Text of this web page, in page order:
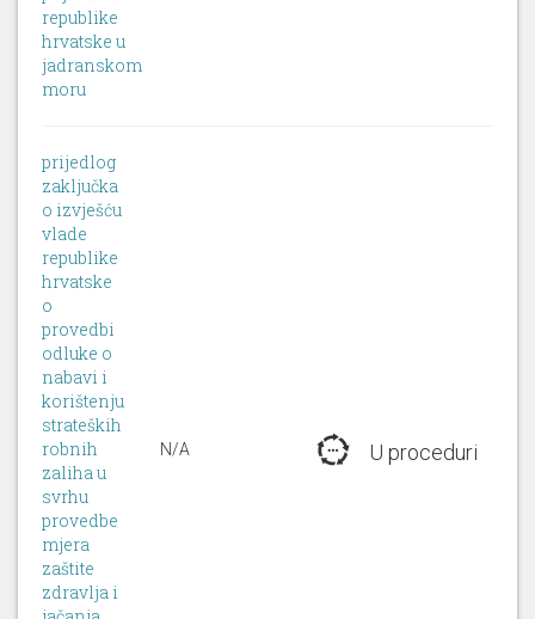
republike
hrvatske u
jadranskom
moru
prijedlog
zaključka
o izvješću
vlade
republike
hrvatske
o
provedbi
odluke o
nabavi i
korištenju
strateških
robnih
zaliha u
svrhu
provedbe
mjera
zaštite
zdravlja i
N/A U proceduri